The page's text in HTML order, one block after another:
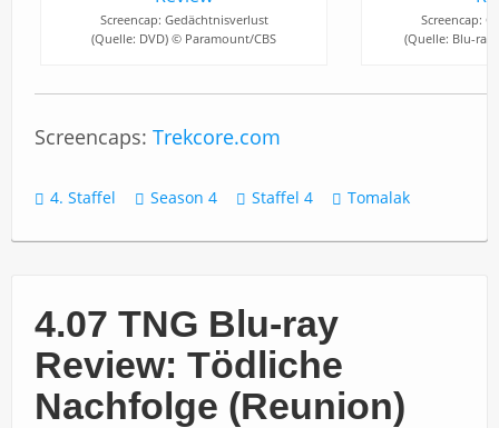
Screencap: Gedächtnisverlust
(Quelle: DVD) © Paramount/CBS
Screencap:
(Quelle: Blu-
Screencaps: Trekcore.com
4. Staffel Season 4 Staffel 4 Tomalak
4.07 TNG Blu-ray
Review: Tödliche
Nachfolge (Reunion)